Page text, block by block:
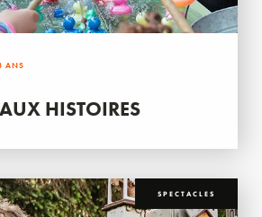
ANS
HISTOIRES
SPECTACLES